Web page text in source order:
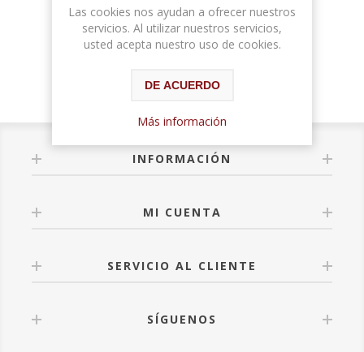
INFORMACIÓN
MI CUENTA
SERVICIO AL CLIENTE
SÍGUENOS
Las cookies nos ayudan a ofrecer nuestros
servicios. Al utilizar nuestros servicios,
usted acepta nuestro uso de cookies.
DE ACUERDO
Más información